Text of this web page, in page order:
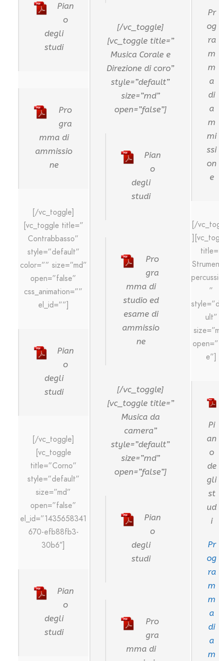
Pian
o
degli
studi
Pro
gra
mma di
ammissio
ne
[/vc_toggle]
[vc_toggle title=”
Contrabbasso”
style=”default”
color=”” size=”md”
open=”false”
css_animation=””
el_id=””]
Pian
o
degli
studi
[/vc_toggle]
[vc_toggle
title=”Corno”
style=”default”
size=”md”
open=”false”
el_id=”1435658341
670-efb88fb3-
30b6″]
Pian
o
degli
studi
[/vc_toggle]
[vc_toggle title=”
Musica Corale e
Direzione di coro”
style=”default”
size=”md”
open=”false”]
Pian
o
degli
studi
Pro
gra
mma di
studio ed
esame di
ammissio
ne
[/vc_toggle]
[vc_toggle title=”
Musica da
camera”
style=”default”
size=”md”
open=”false”]
Pian
o
degli
studi
Pro
gra
mma di
Pr
og
ra
m
m
a
di
a
m
mi
ssi
on
e
[/
”
ult”
e”]
Pi
an
o
de
gli
st
ud
i
Pr
og
ra
m
m
a
di
a
m